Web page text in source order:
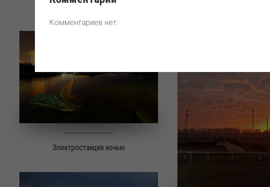
Зимняя сказка
Электростанция ночью
Комментариев нет.